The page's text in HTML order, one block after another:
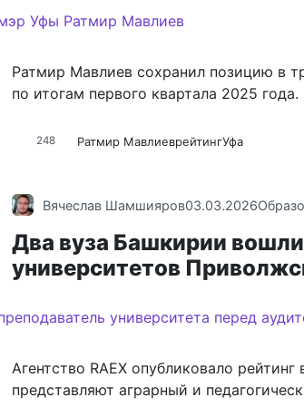
Ратмир Мавлиев сохранил позицию в
по итогам первого квартала 2025 года.
248 Ратмир МавлиеврейтингУфа
Вячеслав Шамшияров03.03.2026
Два вуза Башкирии
университетов
Агентство RAEX опубликовало
представляют аграрный и